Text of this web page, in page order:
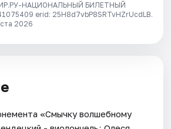
НАЦИОНАЛЬНЫЙ БИЛЕТНЫЙ
erid: 25H8d7vbP8SRTvHZrUcdLB.
2026
«Смычку волшебному